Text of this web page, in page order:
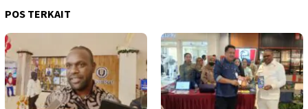
POS TERKAIT